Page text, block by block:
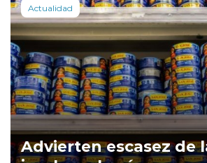
Actualidad
Advierten escasez de